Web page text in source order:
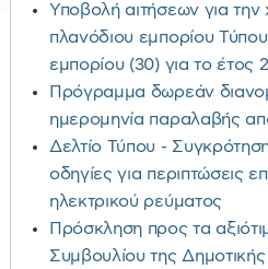
Υποβολή αιτήσεων για
πλανόδιου εμπορίου Τύπου
εμπορίου (30) για το έτος
Πρόγραμμα δωρεάν
ημερομηνία παραλαβής
Δελτίο Τύπου - Συγκρότηση
οδηγίες για περιπτώσεις
ηλεκτρικού ρεύματος
Πρόσκληση προς τα
Συμβουλίου της